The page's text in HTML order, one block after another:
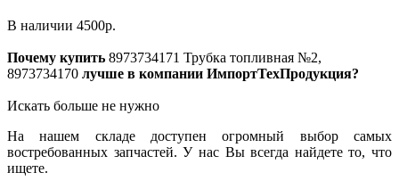
В наличии 4500р.
Почему купить 8973734171 Трубка топливная №2,
8973734170 лучше в компании ИмпортТехПродукция?
Искать больше не нужно
На нашем складе доступен огромный выбор самых
востребованных запчастей. У нас Вы всегда найдете то, что
ищете.